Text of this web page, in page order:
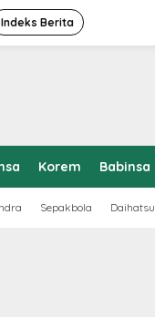
Indeks Berita
Korem Babinsa
Sepakbola Daihatsu